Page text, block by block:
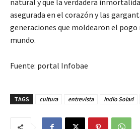
asegurada en el corazón y las
generaciones que moldearon el pogo
mundo.
Fuente: portal Infobae
TAGS cultura entrevista Indio Solari